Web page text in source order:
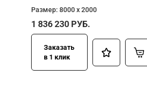
Размер: 8000 х 2000
1 836 230 РУБ.
Заказать
в 1 клик